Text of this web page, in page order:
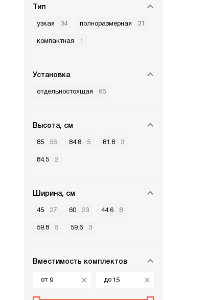
Тип
узкая 34 полноразмерная 31
компактная 1
Установка
отдельностоящая 66
Высота, см
85 56 84.8 5 81.8 3
84.5 2
Ширина, см
45 27 60 23 44.6 8
59.8 5 59.6 3
Вместимость комплектов
от до